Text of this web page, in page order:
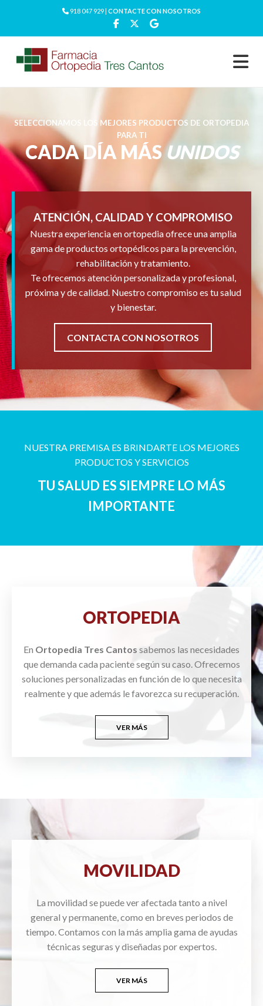
918 047 929 | CONTACTE CON NOSOTROS
SELECCIONAMOS LOS MEJORES PRODUCTOS DE ORTOPEDIA
PARA TI
CADA DÍA MÁSUNIDOS
ATENCIÓN, CALIDAD Y COMPROMISO
Nuestra experiencia en ortopedia ofrece una amplia
gama de productos ortopédicos para la prevención,
rehabilitación y tratamiento.
Te ofrecemos atención personalizada y profesional,
próxima y de calidad. Nuestro compromiso es tu salud
y bienestar.
CONTACTA CON NOSOTROS
NUESTRA PREMISA ES BRINDARTE LOS MEJORES
PRODUCTOS Y SERVICIOS
TU SALUD ES SIEMPRE LO MÁS
IMPORTANTE
ORTOPEDIA
En Ortopedia Tres Cantos sabemos las necesidades
que demanda cada paciente según su caso. Ofrecemos
soluciones personalizadas en función de lo que necesita
realmente y que además le favorezca su recuperación.
VER MÁS
MOVILIDAD
La movilidad se puede ver afectada tanto a nivel
general y permanente, como en breves periodos de
tiempo. Contamos con la más amplia gama de ayudas
técnicas seguras y diseñadas por expertos.
VER MÁS